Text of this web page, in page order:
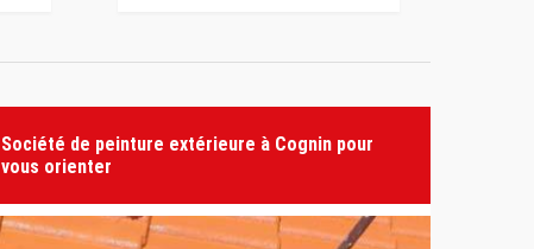
Société de peinture extérieure à Cognin pour
vous orienter